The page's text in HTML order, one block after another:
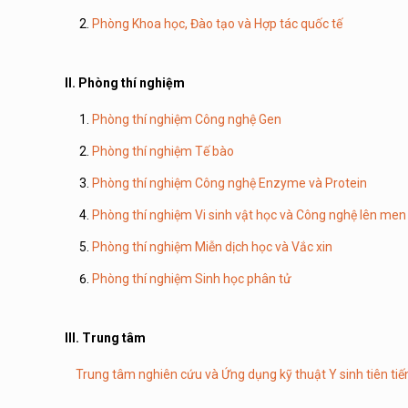
Phòng Khoa học, Đào tạo và Hợp tác quốc tế
II. Phòng thí nghiệm
Phòng thí nghiệm Công nghệ Gen
Phòng thí nghiệm Tế bào
Phòng thí nghiệm Công nghệ Enzyme và Protein
Phòng thí nghiệm Vi sinh vật học và Công nghệ lên men
Phòng thí nghiệm Miễn dịch học và Vắc xin
Phòng thí nghiệm Sinh học phân tử
III. Trung tâm
Trung tâm nghiên cứu và Ứng dụng kỹ thuật Y sinh tiên